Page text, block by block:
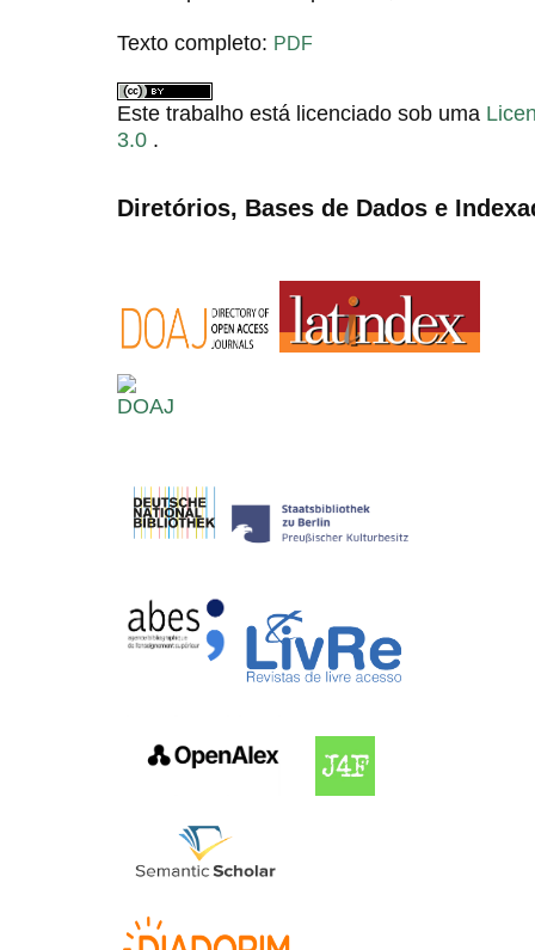
Texto completo: PDF
Este trabalho está licenciado sob uma
3.0 .
Diretórios, Bases de Dados e